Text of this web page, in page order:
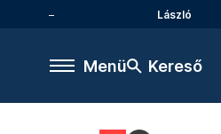
László
Menü Kereső